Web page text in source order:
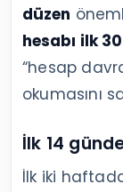
düzen
hesabı ilk
“hesap
okumasını
İlk 14
İlk iki